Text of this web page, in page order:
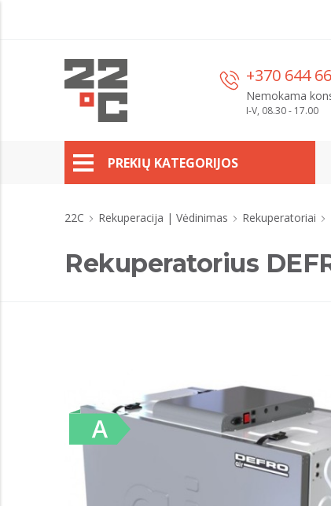
+370 644
Nemokama
I-V, 08.30 - 17.00
PREKIŲ KATEGORIJOS
22C Rekuperacija | Vėdinimas Rekuperatoriai
Rekuperatorius